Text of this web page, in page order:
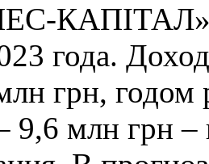
КАПІТАЛ»
года.
грн, годом
9,6 млн грн –